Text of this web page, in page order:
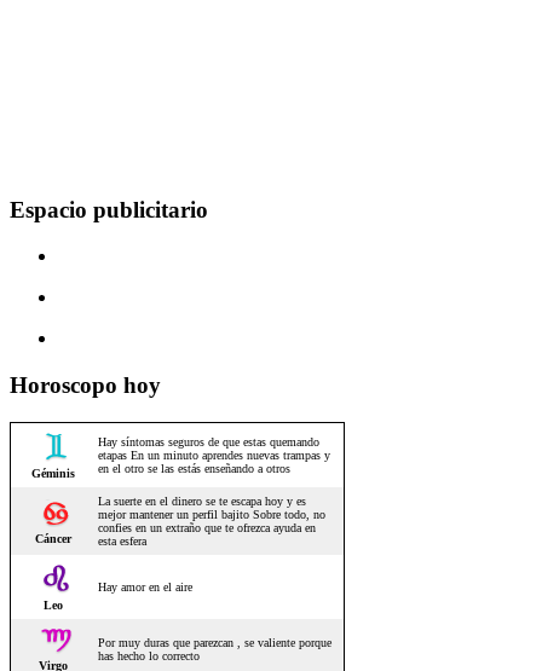
Espacio publicitario
Horoscopo hoy